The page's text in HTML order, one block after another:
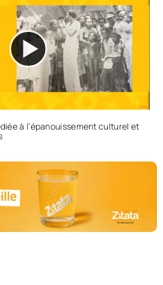
à l’épanouissement culturel et